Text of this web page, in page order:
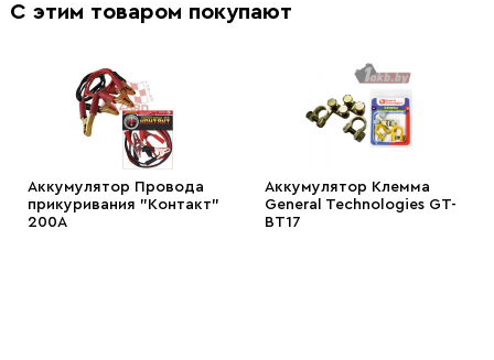
С этим товаром покупают
Аккумулятор Провода
прикуривания "Контакт"
200А
Аккумулятор Клемма
General Technologies GT-
BT17